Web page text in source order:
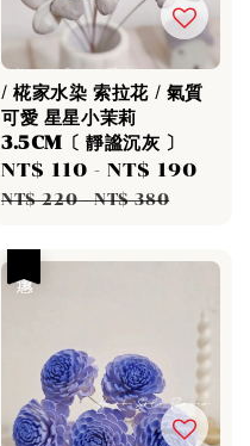
/ 椛家水染 索拉花 / 氣質
可愛 星星小茉莉
3.5CM〔 靜謐沉灰 〕
Sale
price
NT$ 110 -NT$ 190
NT$ 220-NT$ 380